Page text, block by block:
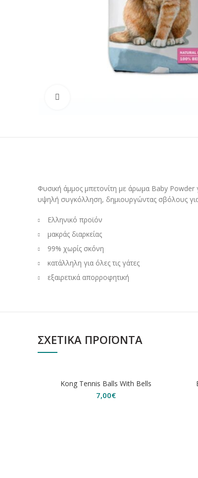
Φυσική άμμος μπετονίτη με άρωμα Baby Powder
υψηλή συγκόλληση, δημιουργώντας σβόλους
Ελληνικό προϊόν
μακράς διαρκείας
99% χωρίς σκόνη
κατάλληλη για όλες τις γάτες
εξαιρετικά απορροφητική
ΣΧΕΤΙΚΆ ΠΡΟΪΌΝΤΑ
Kong Tennis Balls With Bells
7,00€